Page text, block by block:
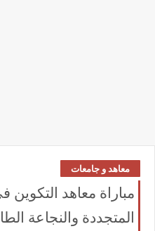
معاهد و جامعات
مباراة معاهد